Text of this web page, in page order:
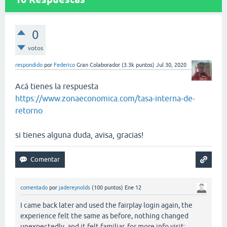
0
votos
respondido por Federico Gran Colaborador (3.3k puntos) Jul 30, 2020
Acá tienes la respuesta
https://www.zonaeconomica.com/tasa-interna-de-
retorno
si tienes alguna duda, avisa, gracias!
comentado por jadereynolds (100 puntos) Ene 12
I came back later and used the fairplay login again, the
experience felt the same as before, nothing changed